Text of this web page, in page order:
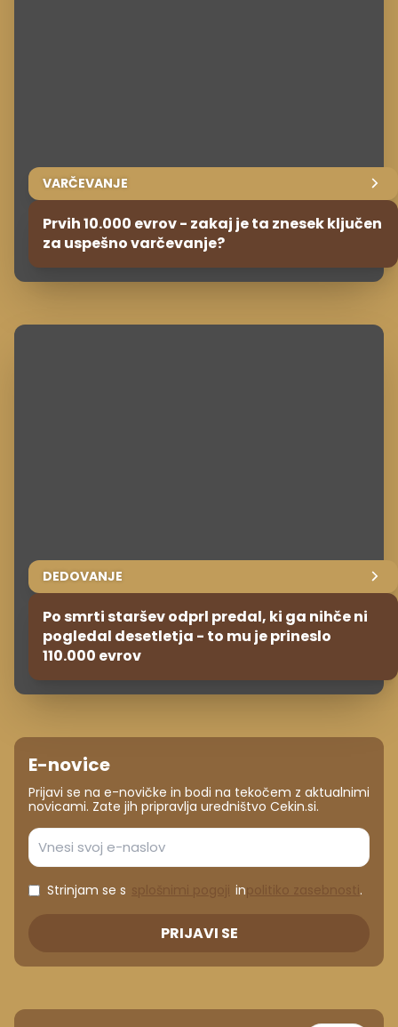
VARČEVANJE
Prvih 10.000 evrov - zakaj je ta znesek ključen
za uspešno varčevanje?
DEDOVANJE
Po smrti staršev odprl predal, ki ga nihče ni
pogledal desetletja - to mu je prineslo
110.000 evrov
E-novice
Prijavi se na e-novičke in bodi na tekočem z aktualnimi
novicami. Zate jih pripravlja uredništvo Cekin.si.
Strinjam se s in .
PRIJAVI SE